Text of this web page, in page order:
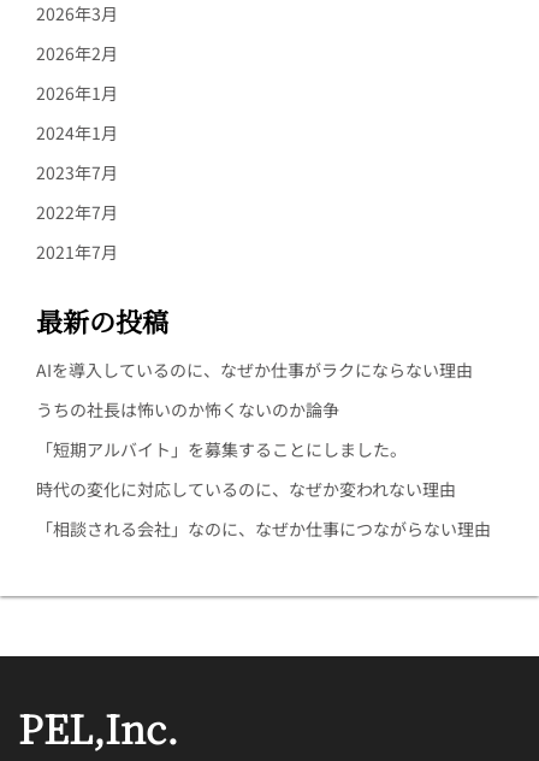
2026年3月
2026年2月
2026年1月
2024年1月
2023年7月
2022年7月
2021年7月
最新の投稿
AIを導入しているのに、なぜか仕事がラクにならない理由
うちの社長は怖いのか怖くないのか論争
「短期アルバイト」を募集することにしました。
時代の変化に対応しているのに、なぜか変われない理由
「相談される会社」なのに、なぜか仕事につながらない理由
PEL,Inc.